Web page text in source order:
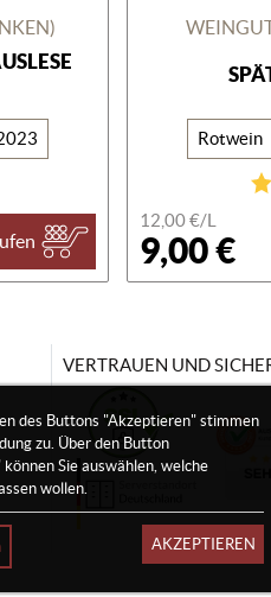
Rotwein
12,00 €/L
9,00 €
des Buttons "Akzeptieren" stimmen
zu. Über den Button
Sie auswählen, welche
wollen.
AKZEPTIEREN
VERTRAUEN UND